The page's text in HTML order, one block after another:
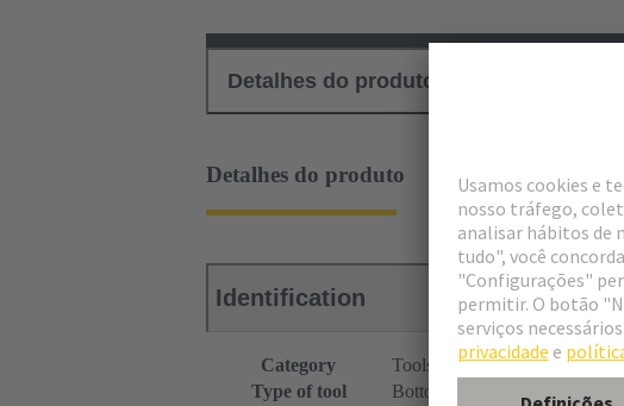
Detalhes do produto
Detalhes do produto
Identification
Category
Tools
Type of tool
Bottom tool